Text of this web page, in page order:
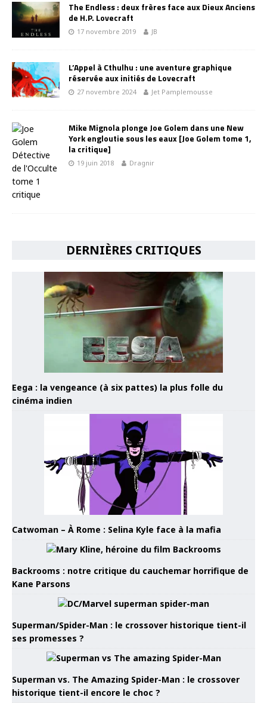
The Endless : deux frères face aux Dieux Anciens
de H.P. Lovecraft
17 novembre 2019 JB
L’Appel à Cthulhu : une aventure graphique
réservée aux initiés de Lovecraft
27 novembre 2024 Jet Pamplemousse
Mike Mignola plonge Joe Golem dans une New
York engloutie sous les eaux [Joe Golem tome 1,
la critique]
19 juin 2018 Dragnir
DERNIÈRES CRITIQUES
Eega : la vengeance (à six pattes) la plus folle du
cinéma indien
Catwoman – À Rome : Selina Kyle face à la mafia
Backrooms : notre critique du cauchemar horrifique de
Kane Parsons
Superman/Spider-Man : le crossover historique tient-il
ses promesses ?
Superman vs. The Amazing Spider-Man : le crossover
historique tient-il encore le choc ?